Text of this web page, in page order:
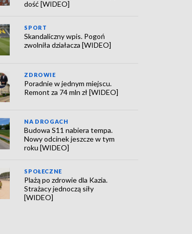
dość [WIDEO]
SPORT
Skandaliczny wpis. Pogoń
zwolniła działacza [WIDEO]
ZDROWIE
Poradnie w jednym miejscu.
Remont za 74 mln zł [WIDEO]
NA DROGACH
Budowa S11 nabiera tempa.
Nowy odcinek jeszcze w tym
roku [WIDEO]
SPOŁECZNE
Plażą po zdrowie dla Kazia.
Strażacy jednoczą siły
[WIDEO]